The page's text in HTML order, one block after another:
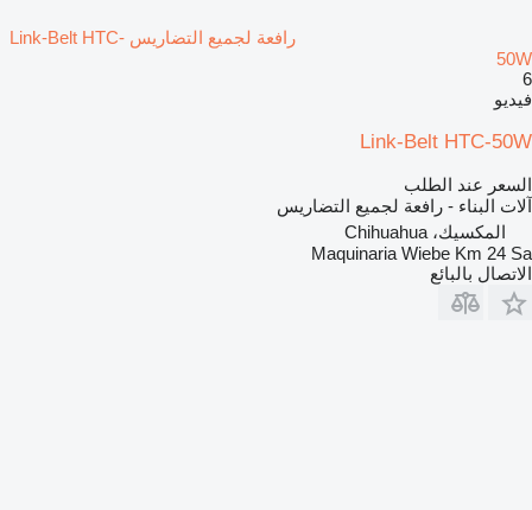
رافعة لجميع التضاريس Link-Belt HTC-
50W
6
فيديو
Link-Belt HTC-50W
السعر عند الطلب
آلات البناء - رافعة لجميع التضاريس
المكسيك، Chihuahua
Maquinaria Wiebe Km 24 Sa
الاتصال بالبائع